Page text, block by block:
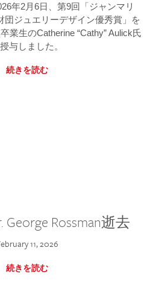
年2月6日、第9回「ジャンマリ
団ジュエリーデザイン優秀賞」を
業生のCatherine “Cathy” Aulick氏
与しました。
続きを読む
Rossman逝去
11, 2026
続きを読む